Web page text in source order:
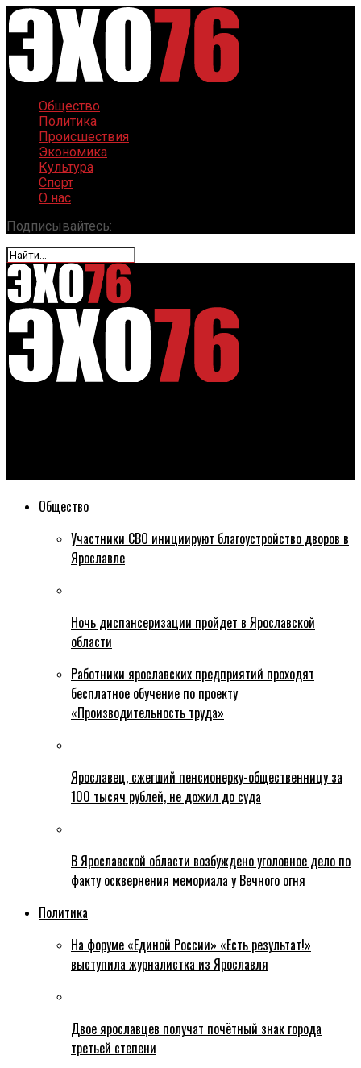
Общество
Политика
Происшествия
Экономика
Культура
Спорт
О нас
Подписывайтесь:
Общество
Участники СВО инициируют благоустройство дворов в
Ярославле
Ночь диспансеризации пройдет в Ярославской
области
Работники ярославских предприятий проходят
бесплатное обучение по проекту
«Производительность труда»
Ярославец, сжегший пенсионерку-общественницу за
100 тысяч рублей, не дожил до суда
В Ярославской области возбуждено уголовное дело по
факту осквернения мемориала у Вечного огня
Политика
На форуме «Единой России» «Есть результат!»
выступила журналистка из Ярославля
Двое ярославцев получат почётный знак города
третьей степени